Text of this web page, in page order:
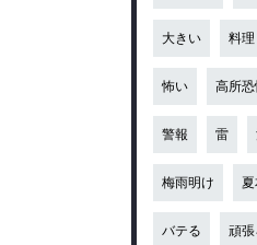
大きい 料理
怖い 高所
警報 雷
梅雨明け
バテる 頑張